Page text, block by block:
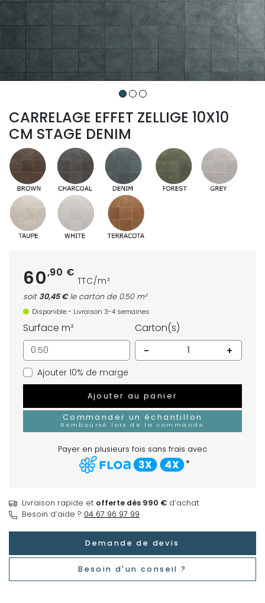
CARRELAGE EFFET ZELLIGE 10X10
CM STAGE DENIM
60,90 €
TTC/m²
soit 30,45 €le carton de 0.50 m²
Disponible - Livraison 3-4 semaines
Surface m²
Carton(s)
-
+
Ajouter 10% de marge
Ajouter au panier
Commander un échantillon
Remboursé lors de la commande
Payer en plusieurs fois sans frais avec
*
Livraison rapide et offerte dès 990 € d’achat.
Besoin d’aide ? 04 67 96 97 99
Demande de devis
Besoin d'un conseil ?